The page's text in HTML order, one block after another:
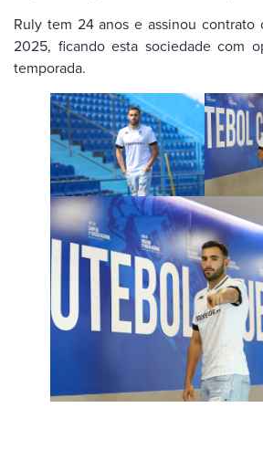
Ruly tem 24 anos e assinou
2025, ficando esta sociedade com
temporada.